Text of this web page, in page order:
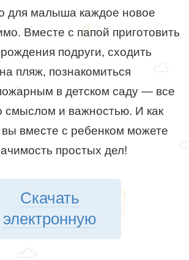
для малыша каждое новое
Вместе с папой приготовить
подруги, сходить
пляж, познакомиться
в детском саду — все
смыслом и важностью. И как
вместе с ребенком можете
простых дел!
Скачать
электронную